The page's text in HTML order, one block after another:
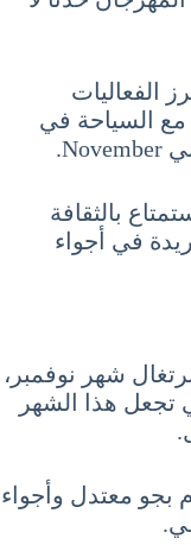
الفعاليات
مع السياحة في
بالثقافة
في أجواء
شهر نوفمبر،
تجعل هذا الشهر
بجو معتدل وأجواء